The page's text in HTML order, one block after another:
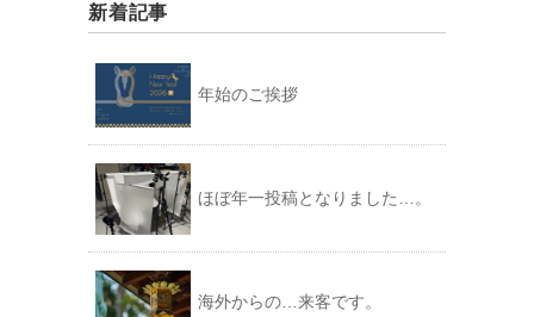
新着記事
年始のご挨拶
ほぼ年一投稿となりました…。
海外からの…来客です。